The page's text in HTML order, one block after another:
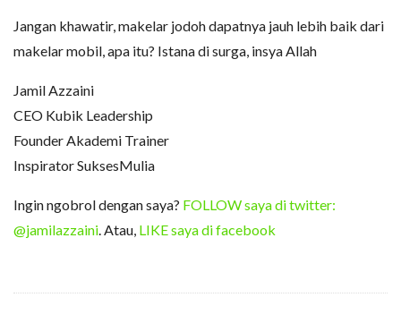
Jangan khawatir, makelar jodoh dapatnya jauh lebih baik dari
makelar mobil, apa itu? Istana di surga, insya Allah
Jamil Azzaini
CEO Kubik Leadership
Founder Akademi Trainer
Inspirator SuksesMulia
Ingin ngobrol dengan saya? FOLLOW saya di twitter:
@jamilazzaini. Atau, LIKE saya di facebook